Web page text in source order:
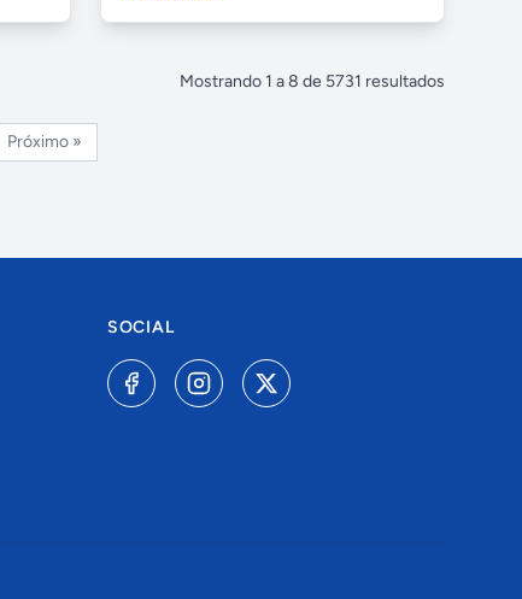
Mostrando 1 a8 de 5731 resultados
Próximo »
SOCIAL